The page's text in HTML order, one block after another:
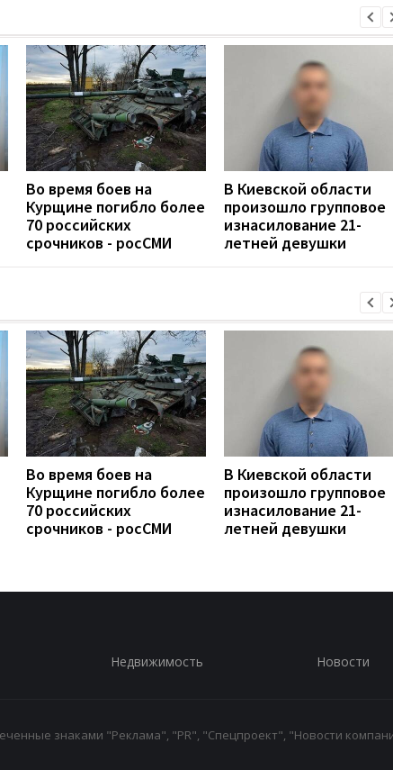
Во время боев на
Курщине погибло более
70 российских
срочников - росСМИ
В Киевской области
произошло групповое
изнасилование 21-
летней девушки
Во время боев на
Курщине погибло более
70 российских
срочников - росСМИ
В Киевской области
произошло групповое
изнасилование 21-
летней девушки
Недвижимость Новости
знаками "Реклама", "PR", "Спецпроект", "Новости